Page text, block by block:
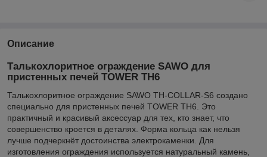
Описание
Талькохлоритное ограждение SAWO для
пристенных печей TOWER TH6
Талькохлоритное ограждение SAWO TH-COLLAR-S6 создано
специально для пристенных печей TOWER TH6. Это
практичный и красивый аксессуар для тех, кто знает, что
совершенство кроется в деталях. Форма кольца как нельзя
лучше подчеркнёт достоинства электрокаменки. Для
изготовления ограждения используется натуральный камень,